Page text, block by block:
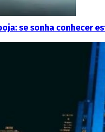
se sonha conhecer